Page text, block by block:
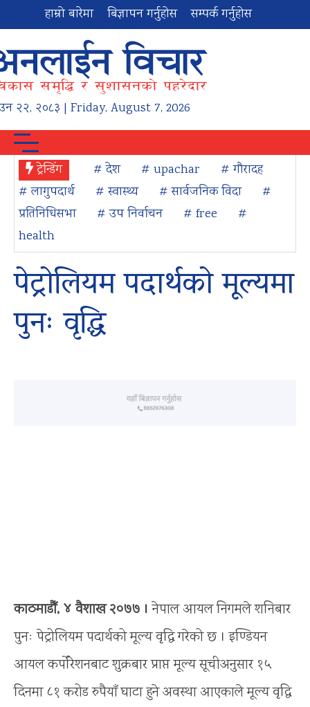
हाम्रो बारेमा बिज्ञापन गर्नुहोस सम्पर्क गर्नुहोस
२२, २०८३ | Friday, August 7, 2026
ट्रेन्डिंग # देश # upachar
# गौरादह
# लागुपदार्थ
# स्वास्थ्य # सार्वजनिक विदा
#
प्रतिनिधिसभा
# उप निर्वाचन # free
#
health
पेट्रोलियम पदार्थको मूल्यमा
पुनः वृद्धि
काठमाडौँ, ४ वैशाख २०७७ । नेपाल आयल निगमले शनिबार
पुनः पेट्रोलियम पदार्थको मूल्य वृद्धि गरेको छ । इण्डियन
आयल कर्पोरेशनबाट शुक्रबार प्राप्त मूल्य सूचीअनुसार १५
दिनमा ८१ करोड रुपैयाँ घाटा हुने अवस्था आएकाले मूल्य वृद्धि